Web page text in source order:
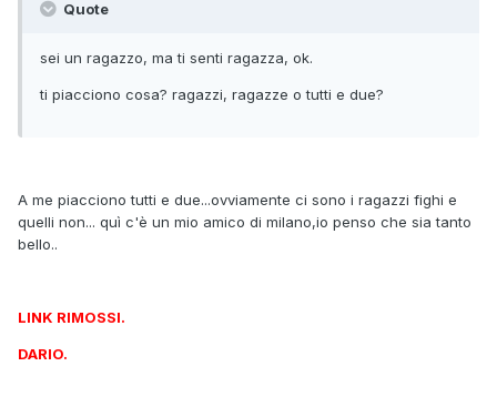
Quote
sei un ragazzo, ma ti senti ragazza, ok.
ti piacciono cosa? ragazzi, ragazze o tutti e due?
A me piacciono tutti e due...ovviamente ci sono i ragazzi fighi e
quelli non... quì c'è un mio amico di milano,io penso che sia tanto
bello..
LINK RIMOSSI.
DARIO.